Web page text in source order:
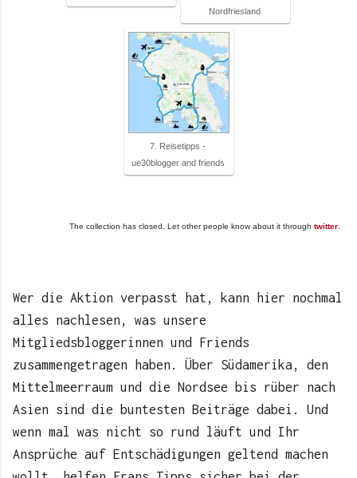
Nordfriesland
7. Reisetipps -
ue30blogger and friends
The collection has closed. Let other people know about it through twitter
Wer die Aktion verpasst hat, kann hier nochmal
alles nachlesen, was unsere
Mitgliedsbloggerinnen und Friends
zusammengetragen haben. Über Südamerika, den
Mittelmeerraum und die Nordsee bis rüber nach
Asien sind die buntesten Beiträge dabei. Und
wenn mal was nicht so rund läuft und Ihr
Ansprüche auf Entschädigungen geltend machen